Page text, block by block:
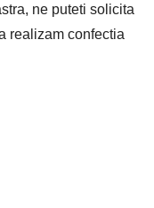
ne puteti solicita
realizam confectia